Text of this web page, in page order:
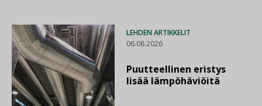
LEHDEN ARTIKKELIT
06.08.2026
Puutteellinen eristys
lisää lämpöhäviöitä